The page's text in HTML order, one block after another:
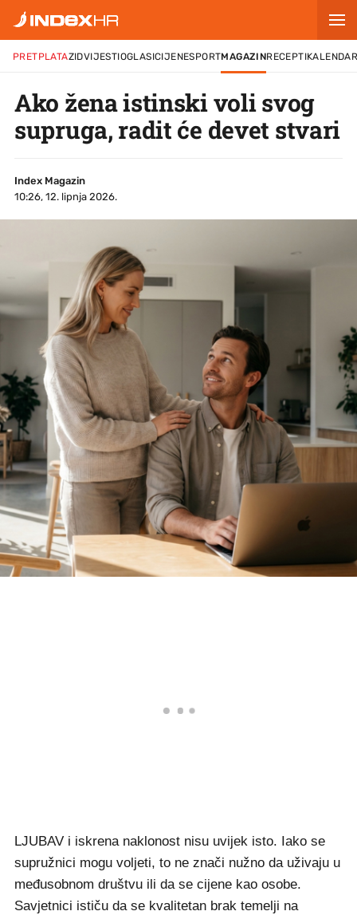
PRETPLATAZIDVIJESTIOGLASICIJENESPORTMAGAZINRECEPTI
Ako žena istinski voli svog
supruga, radit će devet stvari
Index Magazin
10:26, 12. lipnja 2026.
LJUBAV i iskrena naklonost nisu uvijek isto. Iako se
supružnici mogu voljeti, to ne znači nužno da uživaju u
međusobnom društvu ili da se cijene kao osobe.
Savjetnici ističu da se kvalitetan brak temelji na